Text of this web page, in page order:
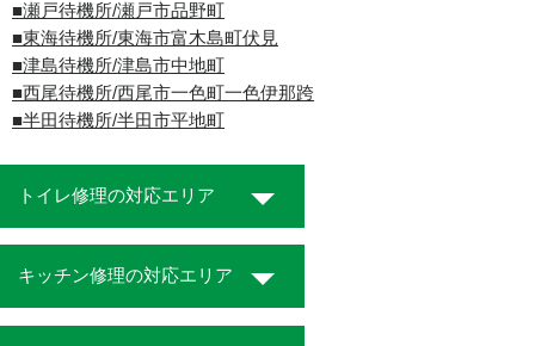
■瀬戸待機所/瀬戸市品野町
■東海待機所/東海市富木島町伏見
■津島待機所/津島市中地町
■西尾待機所/西尾市一色町一色伊那跨
■半田待機所/半田市平地町
トイレ修理の対応エリア
キッチン修理の対応エリア